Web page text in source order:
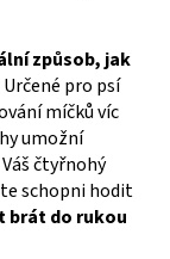
způsob, jak
pro psí
míčků víc
umožní
čtyřnohý
schopni hodit
brát do rukou